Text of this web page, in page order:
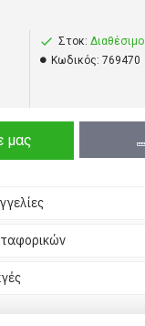
Στοκ: Διαθέσιμο
Kωδικός: 769470
μας